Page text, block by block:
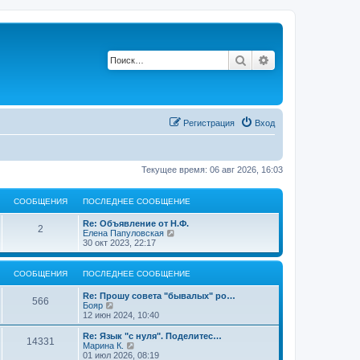
Поиск
Вход
Регистрация
Текущее время: 06 авг 2026, 16:03
СООБЩЕНИЯ ПОСЛЕДНЕЕ СООБЩЕНИЕ
2С
о
П
о
с
л
е
д
е
с
о
о
б
щ
е
Re: Объявление от Н.Ф.
Елена Папуловская
р
е
й
к
с
л
30 окт 2023, 22:17
СООБЩЕНИЯ ПОСЛЕДНЕЕ СООБЩЕНИЕ
566С
о
П
о
с
л
е
д
н
Re: Прошу совета "бывалых" ро…
Бояр
е
р
е
й
т
12 июн 2024, 10:40
14331
П
о
с
Re: Язык "с нуля". Поделитес…
Марина К.
е
01 июл 2026, 08:19